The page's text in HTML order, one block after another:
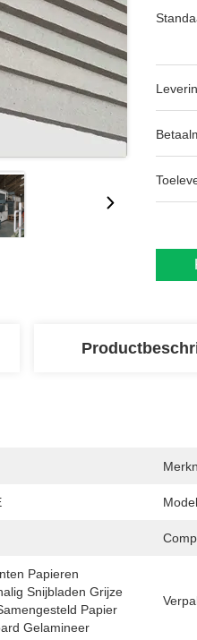
Papieren
Snijbladen Grijze
Papier
Gelamineer